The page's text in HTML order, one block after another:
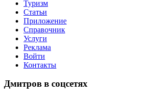
Туризм
Статьи
Приложение
Справочник
Услуги
Реклама
Войти
Контакты
Дмитров в соцсетях